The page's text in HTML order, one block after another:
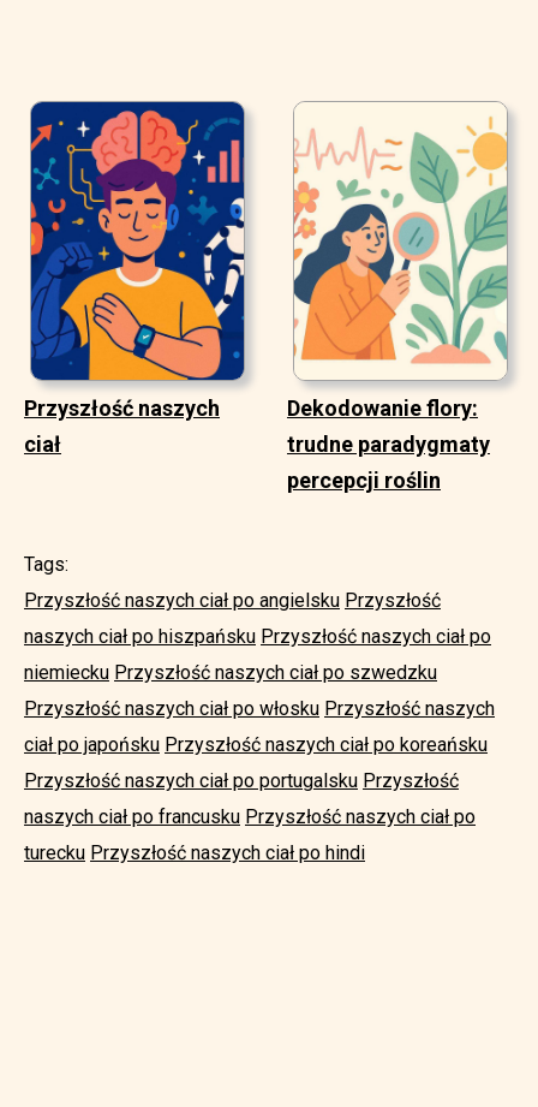
Przyszłość naszych
ciał
Dekodowanie flory:
trudne paradygmaty
percepcji roślin
Tags:
Przyszłość naszych ciał po angielsku Przyszłość
naszych ciał po hiszpańsku Przyszłość naszych ciał po
niemiecku Przyszłość naszych ciał po szwedzku
Przyszłość naszych ciał po włosku Przyszłość naszych
ciał po japońsku Przyszłość naszych ciał po koreańsku
Przyszłość naszych ciał po portugalsku Przyszłość
naszych ciał po francusku Przyszłość naszych ciał po
turecku Przyszłość naszych ciał po hindi